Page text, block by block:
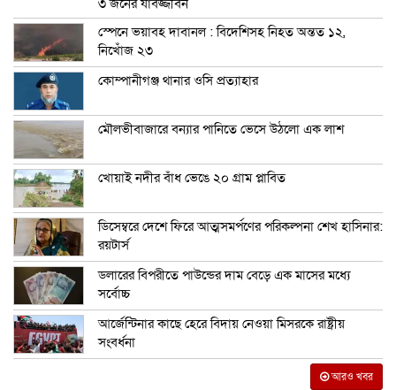
৩ জনের যাবজ্জীবন
স্পেনে ভয়াবহ দাবানল : বিদেশিসহ নিহত অন্তত ১২,
নিখোঁজ ২৩
কোম্পানীগঞ্জ থানার ওসি প্রত্যাহার
মৌলভীবাজারে বন্যার পানিতে ভেসে উঠলো এক লাশ
খোয়াই নদীর বাঁধ ভেঙে ২০ গ্রাম প্লাবিত
ডিসেম্বরে দেশে ফিরে আত্মসমর্পণের পরিকল্পনা শেখ হাসিনার:
রয়টার্স
ডলারের বিপরীতে পাউন্ডের দাম বেড়ে এক মাসের মধ্যে
সর্বোচ্চ
আর্জেন্টিনার কাছে হেরে বিদায় নেওয়া মিসরকে রাষ্ট্রীয়
সংবর্ধনা
আরও খবর